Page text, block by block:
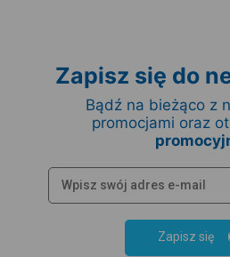
Zapisz się do
Bądź na bieżąco z
promocjami oraz
Zapisz się